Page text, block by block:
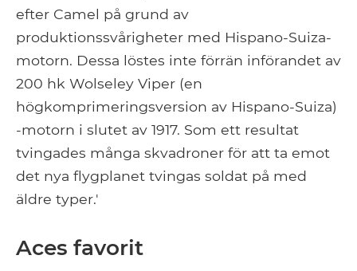
efter Camel på grund av
produktionssvårigheter med Hispano-Suiza-
motorn. Dessa löstes inte förrän införandet av
200 hk Wolseley Viper (en
högkomprimeringsversion av Hispano-Suiza)
-motorn i slutet av 1917. Som ett resultat
tvingades många skvadroner för att ta emot
det nya flygplanet tvingas soldat på med
äldre typer.'
Aces favorit